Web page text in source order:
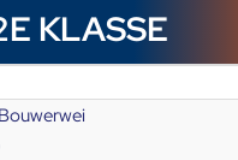
KLASSE